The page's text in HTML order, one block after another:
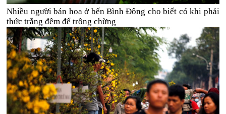
Nhiều người bán hoa ở bến Bình Đông cho biết có khi phải
thức trắng đêm để trông chừng